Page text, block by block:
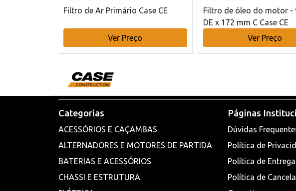
Filtro de Ar Primário Case CE
Ver Preço
Filtro de óleo do motor -
DE x 172 mm C Case CE
Ver Preço
Categorias
ACESSÓRIOS E CAÇAMBAS
ALTERNADORES E MOTORES DE PARTIDA
BATERIAS E ACESSÓRIOS
CHASSI E ESTRUTURA
Páginas
Dúvidas
Política de
Política de
Política de